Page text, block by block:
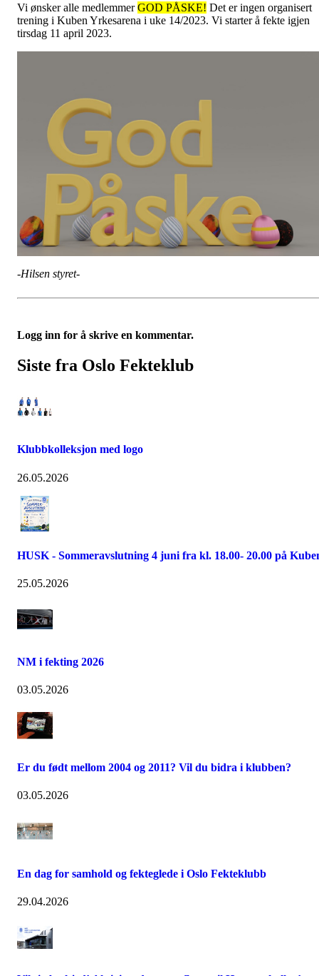
Vi ønsker alle medlemmerGOD PÅSKE! Det er ingen organisert
trening i Kuben Yrkesarena i uke 14/2023. Vi starter å fekte igjen
tirsdag 11 april 2023.
-Hilsen styret-
Logg inn for å skrive en kommentar.
Siste fra Oslo Fekteklub
Klubbkolleksjon med logo
26.05.2026
HUSK - Sommeravslutning 4 juni fra kl. 18.00- 20.00 på
25.05.2026
NM i fekting 2026
03.05.2026
Er du født mellom 2004 og 2011? Vil du bidra i klubben?
03.05.2026
En dag for samhold og fekteglede i Oslo Fekteklubb
29.04.2026